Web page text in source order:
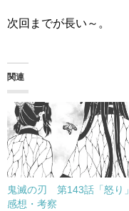
次回までが長い～。
関連
鬼滅の刃 第143話「怒り」
感想・考察